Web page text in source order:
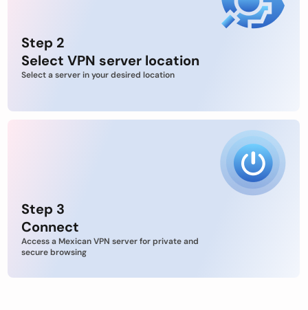
Step 2
Select VPN server location
Select a server in your desired location
Step 3
Connect
Access a Mexican VPN server for private and
secure browsing